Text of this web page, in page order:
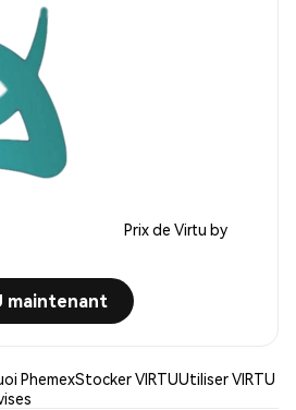
Prix de Virtu by
maintenant
PhemexStocker VIRTUUtiliser VIRTU